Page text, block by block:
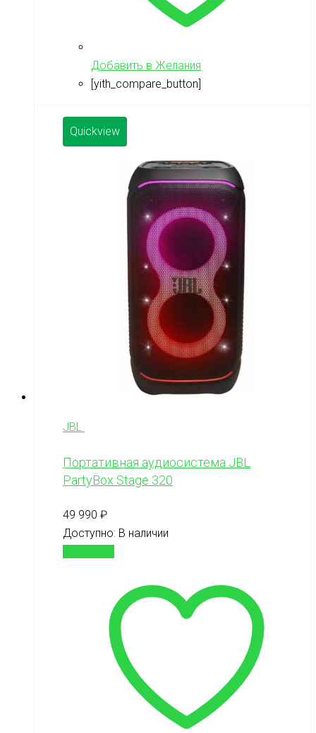
Добавить в Желания
[yith_compare_button]
Quickview
JBL
Портативная аудиосистема JBL
PartyBox Stage 320
49 990 ₽
Доступно: В наличии